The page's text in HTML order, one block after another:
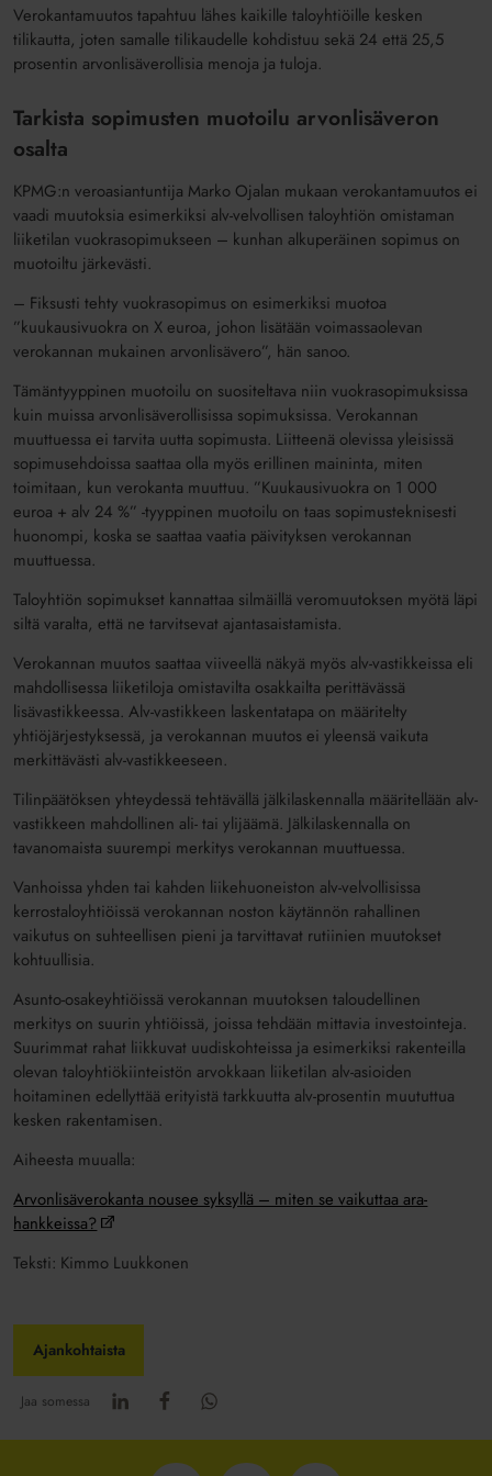
Verokantamuutos tapahtuu lähes kaikille taloyhtiöille kesken
tilikautta, joten samalle tilikaudelle kohdistuu sekä 24 että 25,5
prosentin arvonlisäverollisia menoja ja tuloja.
Tarkista sopimusten muotoilu arvonlisäveron
osalta
KPMG:n veroasiantuntija Marko Ojalan mukaan verokantamuutos ei
vaadi muutoksia esimerkiksi alv-velvollisen taloyhtiön omistaman
liiketilan vuokrasopimukseen – kunhan alkuperäinen sopimus on
muotoiltu järkevästi.
– Fiksusti tehty vuokrasopimus on esimerkiksi muotoa
”kuukausivuokra on X euroa, johon lisätään voimassaolevan
verokannan mukainen arvonlisävero”, hän sanoo.
Tämäntyyppinen muotoilu on suositeltava niin vuokrasopimuksissa
kuin muissa arvonlisäverollisissa sopimuksissa. Verokannan
muuttuessa ei tarvita uutta sopimusta. Liitteenä olevissa yleisissä
sopimusehdoissa saattaa olla myös erillinen maininta, miten
toimitaan, kun verokanta muuttuu. ”Kuukausivuokra on 1 000
euroa + alv 24 %” -tyyppinen muotoilu on taas sopimusteknisesti
huonompi, koska se saattaa vaatia päivityksen verokannan
muuttuessa.
Taloyhtiön sopimukset kannattaa silmäillä veromuutoksen myötä läpi
siltä varalta, että ne tarvitsevat ajantasaistamista.
Verokannan muutos saattaa viiveellä näkyä myös alv-vastikkeissa eli
mahdollisessa liiketiloja omistavilta osakkailta perittävässä
lisävastikkeessa. Alv-vastikkeen laskentatapa on määritelty
yhtiöjärjestyksessä, ja verokannan muutos ei yleensä vaikuta
merkittävästi alv-vastikkeeseen.
Tilinpäätöksen yhteydessä tehtävällä jälkilaskennalla määritellään alv-
vastikkeen mahdollinen ali- tai ylijäämä. Jälkilaskennalla on
tavanomaista suurempi merkitys verokannan muuttuessa.
Vanhoissa yhden tai kahden liikehuoneiston alv-velvollisissa
kerrostaloyhtiöissä verokannan noston käytännön rahallinen
vaikutus on suhteellisen pieni ja tarvittavat rutiinien muutokset
kohtuullisia.
Asunto-osakeyhtiöissä verokannan muutoksen taloudellinen
merkitys on suurin yhtiöissä, joissa tehdään mittavia investointeja.
Suurimmat rahat liikkuvat uudiskohteissa ja esimerkiksi rakenteilla
olevan taloyhtiökiinteistön arvokkaan liiketilan alv-asioiden
hoitaminen edellyttää erityistä tarkkuutta alv-prosentin muututtua
kesken rakentamisen.
Aiheesta muualla:
Arvonlisäverokanta nousee syksyllä – miten se vaikuttaa ara-
hankkeissa?
Teksti: Kimmo Luukkonen
Ajankohtaista
Jaa somessa